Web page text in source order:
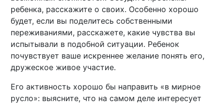
ребенка, расскажите о своих. Особенно хорошо
будет, если вы поделитесь собственными
переживаниями, расскажете, какие чувства вы
испытывали в подобной ситуации. Ребенок
почувствует ваше искреннее желание понять его,
дружеское живое участие.
Его активность хорошо бы направить «в мирное
русло»: выясните, что на самом деле интересует